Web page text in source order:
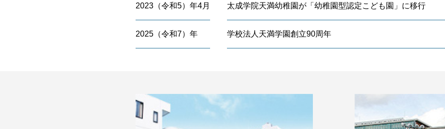
2023（令和5）年4月 太成学院天満幼稚園が「幼稚園型認定こども園」に移行
2025（令和7）年 学校法人天満学園創立90周年